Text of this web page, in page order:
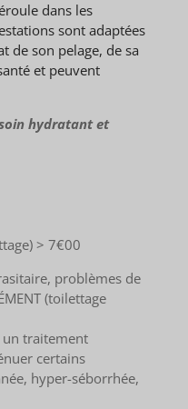
dans les
sont adaptées
de son pelage, de sa
et peuvent
hydratant et
> 7€00
problèmes de
(toilettage
un traitement
certains
hyper-séborrhée,